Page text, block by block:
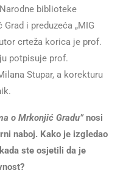
biblioteke
i preduzeća „MIG
crteža korica je prof.
potpisuje prof.
Stupar, a korekturu
o Mrkonjić Gradu”nosi
naboj. Kako je izgledao
ste osjetili da je